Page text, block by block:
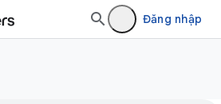
Đăng nhập